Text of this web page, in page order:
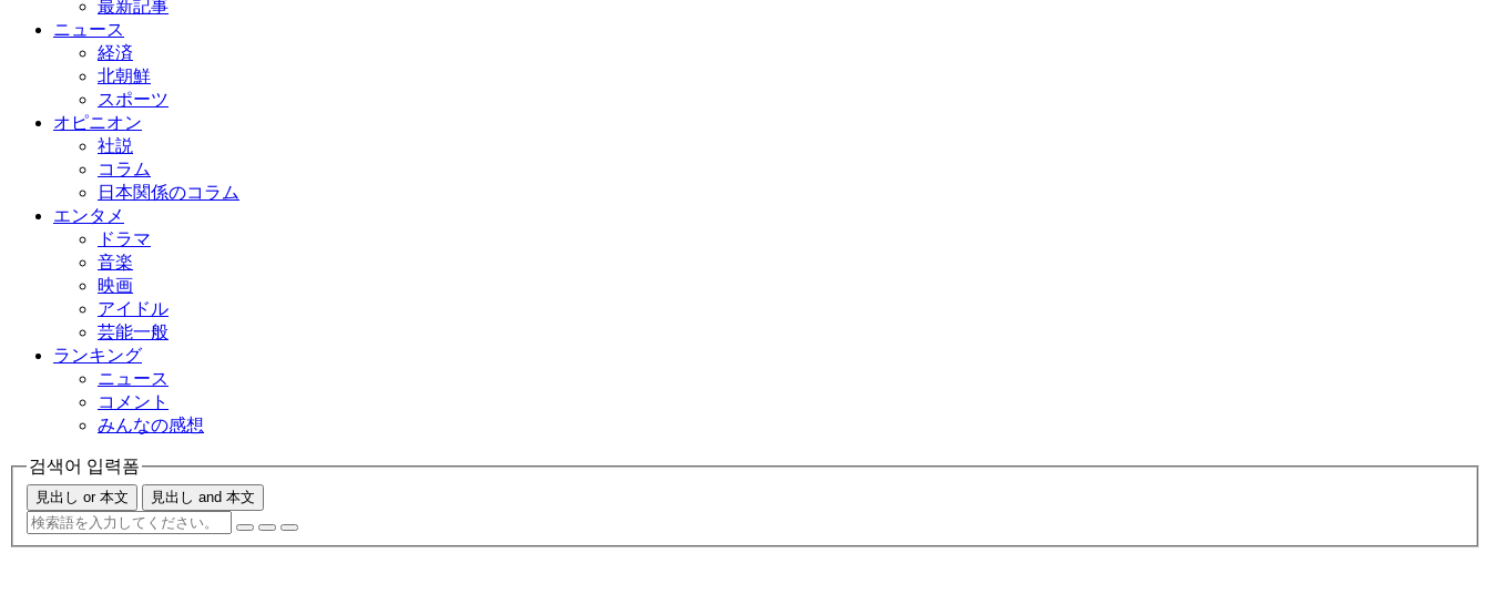
最新記事
ニュース
経済
北朝鮮
スポーツ
オピニオン
社説
コラム
日本関係のコラム
エンタメ
ドラマ
音楽
映画
アイドル
芸能一般
ランキング
ニュース
コメント
みんなの感想
검색어 입력폼
見出し or 本文 見出し and 本文